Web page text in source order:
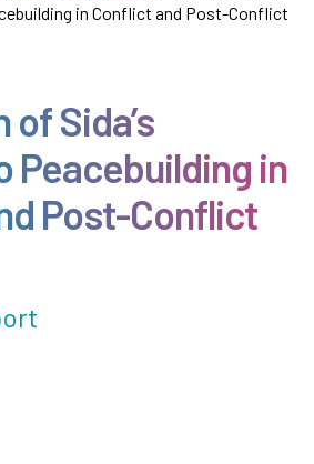
in Conflict and Post-Conflict
Sida’s
Peacebuilding in
Post-Conflict